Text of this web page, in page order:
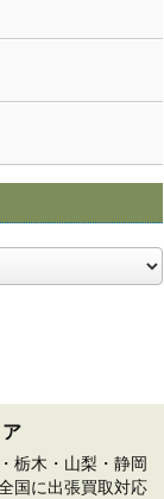
栃木・山梨・静岡
国に出張買取対応